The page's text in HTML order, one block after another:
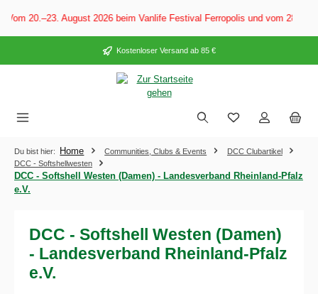
springen
20.–23. August 2026 beim Vanlife Festival Ferropolis und vom 28.
Kostenloser Versand ab 85 €
Du bist hier: Home Communities, Clubs & Events
DCC Clubartikel
DCC - Softshellwesten
DCC - Softshell Westen (Damen) - Landesverband Rheinland-Pfalz
e.V.
DCC - Softshell Westen (Damen)
- Landesverband Rheinland-Pfalz
e.V.